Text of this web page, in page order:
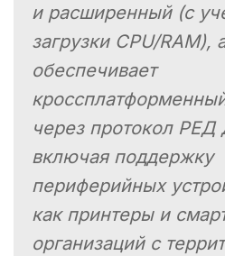
и расширенный (с
загрузки CPU/RAM),
обеспечивает
через протокол
включая поддержку
периферийных
как принтеры и
организаций с